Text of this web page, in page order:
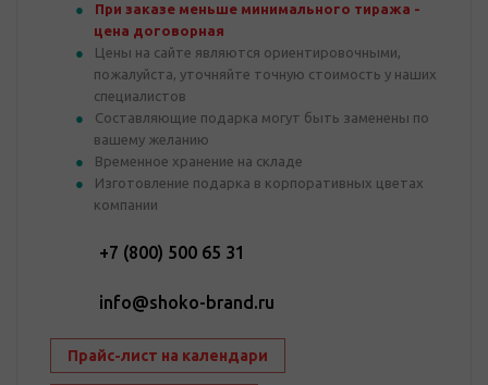
При заказе меньше минимального тиража -
цена договорная
Цены на сайте являются ориентировочными,
пожалуйста, уточняйте точную стоимость у наших
специалистов
Составляющие подарка могут быть заменены по
вашему желанию
Временное хранение на складе
Изготовление подарка в корпоративных цветах
компании
+7 (800) 500 65 31
info@shoko-brand.ru
Прайс-лист на календари